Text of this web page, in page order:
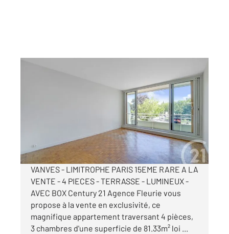
Appartement F4 à vendre
549 000 €
Visiter le site dédié
VANVES - LIMITROPHE PARIS 15EME RARE A LA
VENTE - 4 PIECES - TERRASSE - LUMINEUX -
AVEC BOX Century 21 Agence Fleurie vous
propose à la vente en exclusivité, ce
magnifique appartement traversant 4 pièces,
3 chambres d'une superficie de 81.33m² loi ...